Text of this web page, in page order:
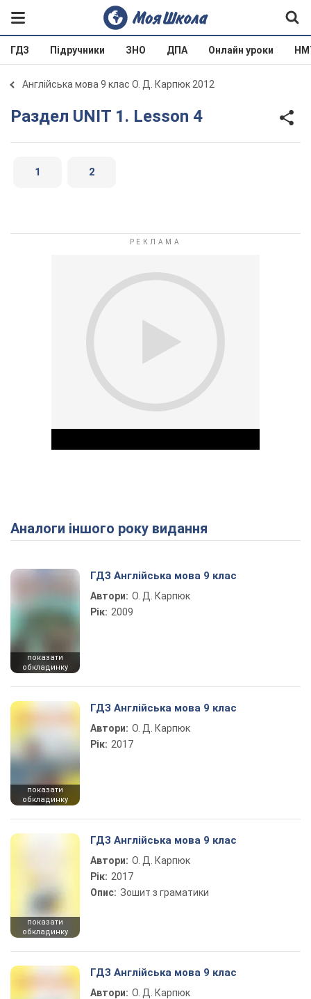
ГДЗ Підручники ЗНО ДПА Онлайн уроки
Англійська мова 9 клас О. Д. Карпюк 2012
Раздел UNIT 1. Lesson 4
1 2
Play Video
Аналоги іншого року видання
показати
обкладинку
ГДЗ Англійська мова 9 клас
Автори: О. Д. Карпюк
Рік: 2009
показати
обкладинку
ГДЗ Англійська мова 9 клас
Автори: О. Д. Карпюк
Рік: 2017
показати
обкладинку
ГДЗ Англійська мова 9 клас
Автори: О. Д. Карпюк
Рік: 2017
Опис: Зошит з граматики
ГДЗ Англійська мова 9 клас
Автори: О. Д. Карпюк